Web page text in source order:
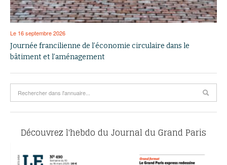
Le 16 septembre 2026
Journée francilienne de l’économie circulaire dans le
bâtiment et l’aménagement
Découvrez l'hebdo du Journal du Grand Paris